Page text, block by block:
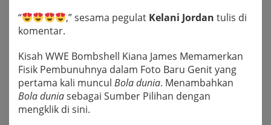
“
,” sesama pegulat Kelani Jordan tulis di
komentar.
Kisah WWE Bombshell Kiana James Memamerkan
Fisik Pembunuhnya dalam Foto Baru Genit yang
pertama kali muncul Bola dunia. Menambahkan
Bola duniasebagai Sumber Pilihan dengan
mengklik di sini.